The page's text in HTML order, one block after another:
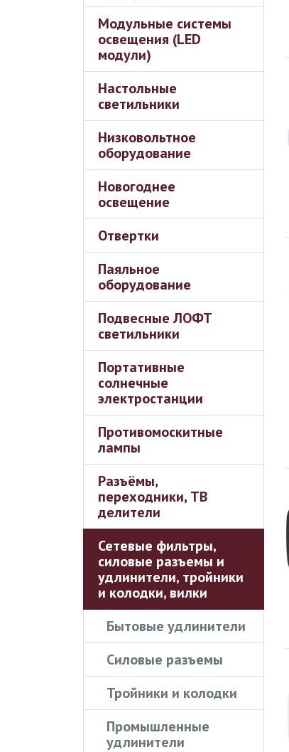
Модульные системы
освещения (LED
модули)
Настольные
светильники
Низковольтное
оборудование
Новогоднее
освещение
Отвертки
Паяльное
оборудование
Подвесные ЛОФТ
светильники
Портативные
солнечные
электростанции
Противомоскитные
лампы
Разъёмы,
переходники, ТВ
делители
Сетевые фильтры,
силовые разъемы и
удлинители, тройники
и колодки, вилки
Бытовые удлинители
Силовые разъемы
Тройники и колодки
Промышленные
удлинители